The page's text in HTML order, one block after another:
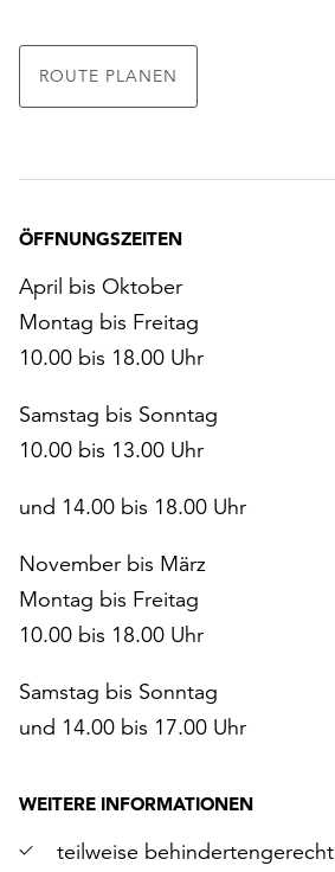
ROUTE PLANEN
ÖFFNUNGSZEITEN
April bis Oktober
Montag bis Freitag
10.00 bis 18.00 Uhr
Samstag bis Sonntag
10.00 bis 13.00 Uhr
und 14.00 bis 18.00 Uhr
November bis März
Montag bis Freitag
10.00 bis 18.00 Uhr
Samstag bis Sonntag
und 14.00 bis 17.00 Uhr
WEITERE INFORMATIONEN
teilweise behindertengerecht